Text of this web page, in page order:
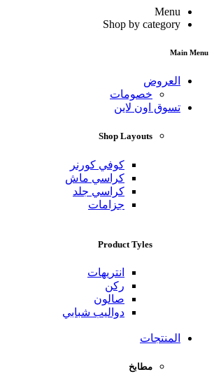
Menu
Shop by category
Main Menu
العروض
خصومات
تسوق اون لاين
Shop Layouts
كوفي كورنر
كراسي ماش
كراسي جلد
جزامات
Product Tyles
انتريهات
ركن
صالون
دواليب شبابي
المنتجات
مطابخ